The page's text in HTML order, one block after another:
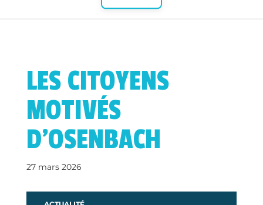
LES CITOYENS
MOTIVÉS
D’OSENBACH
27 mars 2026